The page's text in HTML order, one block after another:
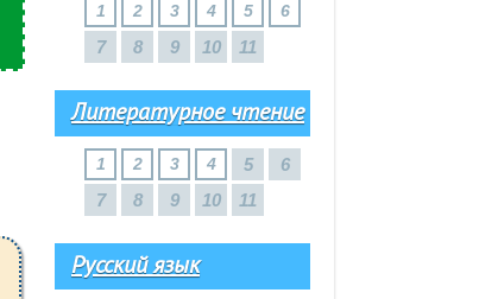
1 2 3 4 5 6
7 8 9 10 11
Литературное чтение
1 2 3 4 5
6
7
8 9 10 11
Русский язык